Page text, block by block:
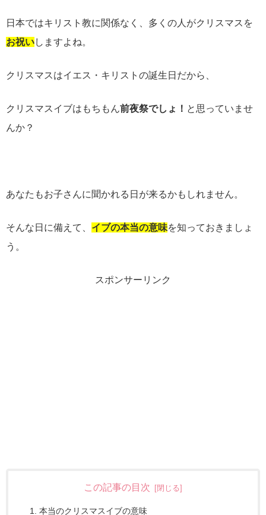
日本ではキリスト教に関係なく、多くの人がクリスマスを
お祝いしますよね。
クリスマスはイエス・キリストの誕生日だから、
クリスマスイブはもちもん前夜祭でしょ！ と思っていませ
んか？
あなたもお子さんに聞かれる日が来るかもしれません。
そんな日に備えて、 イブの本当の意味を知っておきましょ
う。
スポンサーリンク
この記事の目次
本当のクリスマスイブの意味